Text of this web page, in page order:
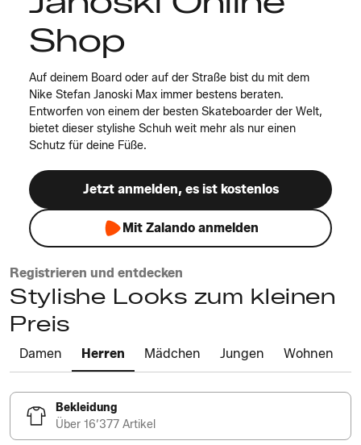
Shop
Auf deinem Board oder auf der Straße bist du mit dem
Nike Stefan Janoski Max immer bestens beraten.
Entworfen von einem der besten Skateboarder der Welt,
bietet dieser stylishe Schuh weit mehr als nur einen
Schutz für deine Füße.
Jetzt anmelden, es ist kostenlos
Mit Zalando anmelden
Registrieren und entdecken
Stylishe Looks zum kleinen
Preis
Damen Herren Mädchen Jungen Wohnen
Bekleidung
Über 16’377 Artikel